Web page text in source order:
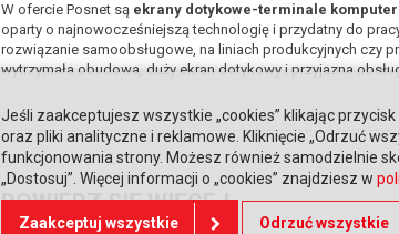
W ofercie Posnet są ekrany dotykowe-terminale
oparty o najnowocześniejszą technologię i przydatny do
rozwiązanie samoobsługowe, na liniach produkcyjnych czy
wytrzymała obudowa, duży ekran dotykowy i przyjazna
DOWIEDZ SIĘ WIĘCEJ
Jeśli zaakceptujesz wszystkie „cookies” klikając
oraz pliki analityczne i reklamowe. Kliknięcie „Odrzuć
funkcjonowania strony. Możesz również samodzielnie
„Dostosuj”. Więcej informacji o „cookies” znajdziesz w
Zaakceptuj wszystkie Odrzuć wszystkie